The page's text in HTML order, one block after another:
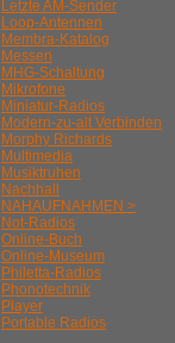
Letzte AM-Sender
Loop-Antennen
Membra-Katalog
Messen
MHG-Schaltung
Mikrofone
Miniatur-Radios
Modern-zu-alt Verbinden
Morphy Richards
Multimedia
Musiktruhen
Nachhall
NAHAUFNAHMEN >
Not-Radios
Online-Buch
Online-Museum
Philetta-Radios
Phonotechnik
Player
Portable Radios